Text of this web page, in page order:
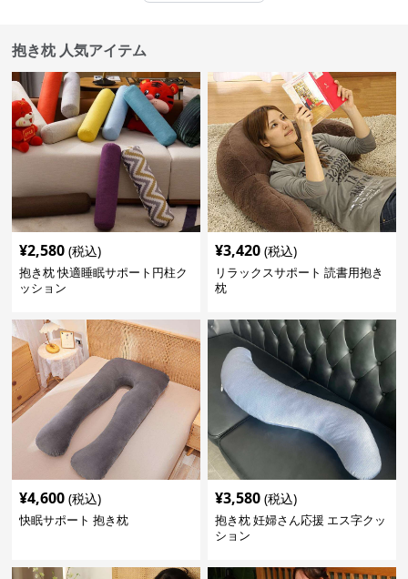
抱き枕 人気アイテム
¥2,580 (税込)
抱き枕 快適睡眠サポート円柱ク
ッション
¥3,420 (税込)
リラックスサポート 読書用抱き
枕
¥4,600 (税込)
快眠サポート 抱き枕
¥3,580 (税込)
抱き枕 妊婦さん応援 エス字クッ
ション